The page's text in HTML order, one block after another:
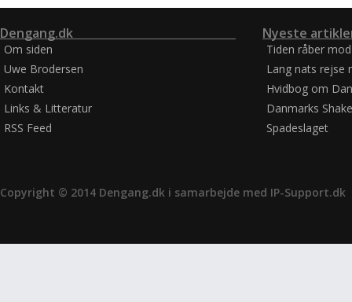
Dengang.dk
Om siden
Uwe Brodersen
Kontakt
Links & Litteratur
RSS Feed
Nyeste
Tiden råber
Lang nats rejse
Hvidbog om
Danmarks
Spadeslaget
Copyright © 2014 Dengang.dk i samarbejde med IP-Support.dk